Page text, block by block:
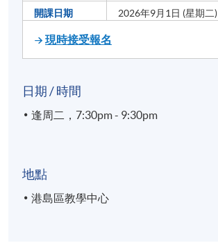
開課日期
2026年9月1日 (星期二)
現時接受報名
日期 / 時間
逢周二，7:30pm - 9:30pm
地點
港島區教學中心